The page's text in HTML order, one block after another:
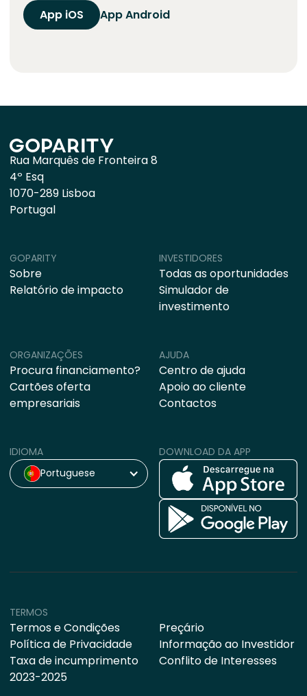
App iOS
App Android
Rua Marquês de Fronteira 8
4º Esq
1070-289 Lisboa
Portugal
ORGANIZAÇÕES
Procura financiamento?
Cartões oferta
empresariais
AJUDA
Centro de ajuda
Apoio ao cliente
Contactos
GOPARITY
Sobre
Relatório de impacto
INVESTIDORES
Todas as oportunidades
Simulador de
investimento
IDIOMA
Portuguese
DOWNLOAD DA APP
TERMOS
Termos e Condições
Política de Privacidade
Taxa de incumprimento
2023-2025
Preçário
Informação ao Investidor
Conflito de Interesses